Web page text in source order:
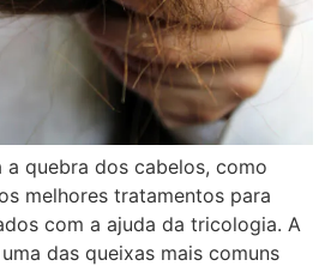
a quebra dos cabelos, como
melhores tratamentos para
com a ajuda da tricologia. A
das queixas mais comuns